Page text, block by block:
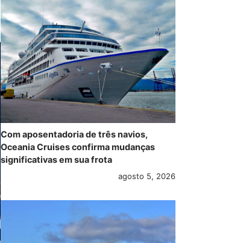
Com aposentadoria de três navios,
Oceania Cruises confirma mudanças
significativas em sua frota
agosto 5, 2026